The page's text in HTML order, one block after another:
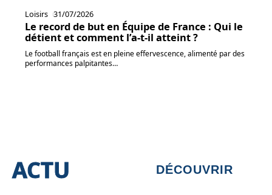
Loisirs 31/07/2026
Le record de but en Équipe de France : Qui le
détient et comment l’a-t-il atteint ?
Le football français est en pleine effervescence, alimenté par des
performances palpitantes…
ACTU DÉCOUVRIR